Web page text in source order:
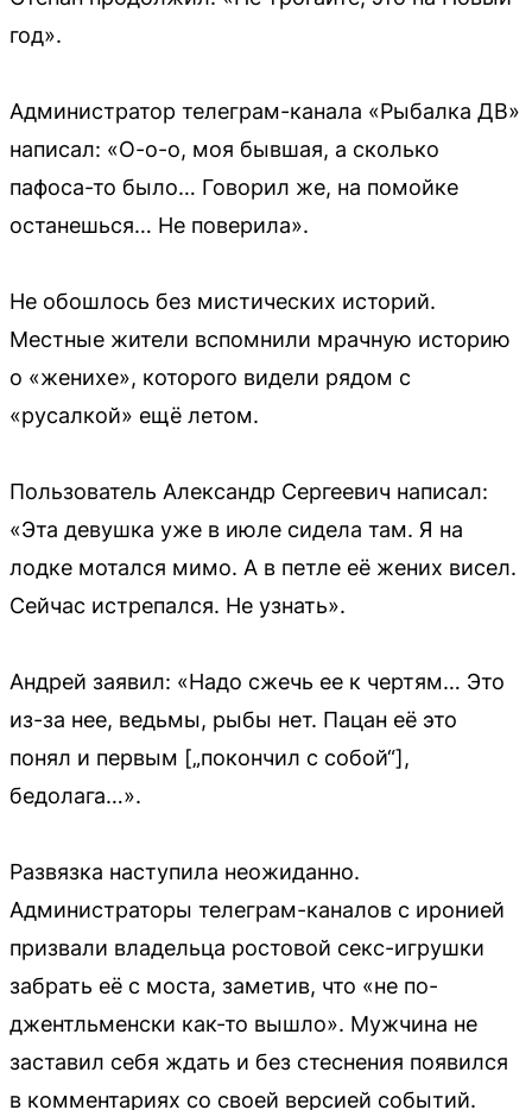
год».
Администратор телеграм-канала «Рыбалка ДВ»
написал: «О-о-о, моя бывшая, а сколько
пафоса-то было… Говорил же, на помойке
останешься… Не поверила».
Не обошлось без мистических историй.
Местные жители вспомнили мрачную историю
о «женихе», которого видели рядом с
«русалкой» ещё летом.
Пользователь Александр Сергеевич написал:
«Эта девушка уже в июле сидела там. Я на
лодке мотался мимо. А в петле её жених висел.
Сейчас истрепался. Не узнать».
Андрей заявил: «Надо сжечь ее к чертям… Это
из-за нее, ведьмы, рыбы нет. Пацан её это
понял и первым [„покончил с собой“],
бедолага…».
Развязка наступила неожиданно.
Администраторы телеграм-каналов с иронией
призвали владельца ростовой секс-игрушки
забрать её с моста, заметив, что «не по-
джентльменски как-то вышло». Мужчина не
заставил себя ждать и без стеснения появился
в комментариях со своей версией событий.